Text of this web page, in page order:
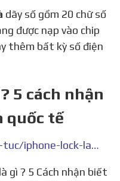
dãy số gồm 20 chữ số
được nạp vào chip
thêm bất kỳ số điện
5 cách nhận
quốc tế
https://didongviet.vn/tin-tuc/iphone-lock-la-gi-5-cach-nhan-biet-iphone-lock-va-quoc-te/